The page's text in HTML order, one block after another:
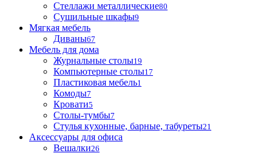
Стеллажи металлические80
Сушильные шкафы9
Мягкая мебель
Диваны67
Мебель для дома
Журнальные столы19
Компьютерные столы17
Пластиковая мебель1
Комоды7
Кровати5
Столы-тумбы7
Стулья кухонные, барные, табуреты21
Аксессуары для офиса
Вешалки26